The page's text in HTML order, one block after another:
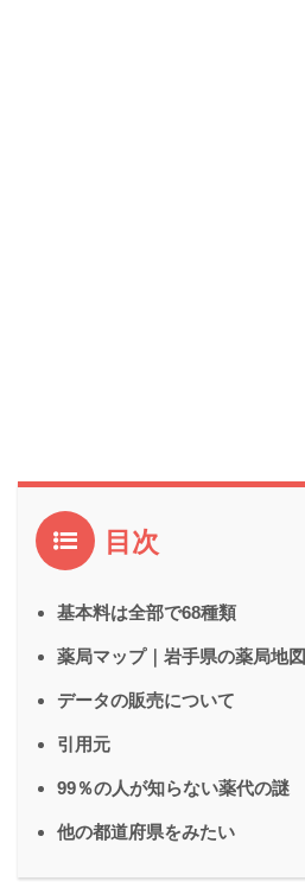
目次
基本料は全部で68種類
薬局マップ｜岩手県の薬局地図
データの販売について
引用元
99％の人が知らない薬代の謎
他の都道府県をみたい